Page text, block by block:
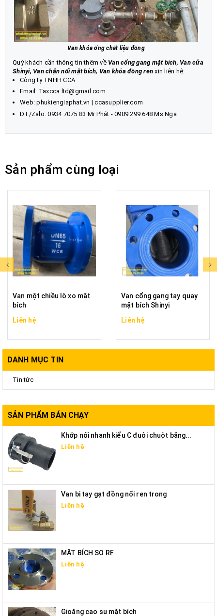
Van khóa ống chất liệu đồng
Quý khách cần thông tin thêm về Van cổng gang mặt bích, Van cửa
Shinyi, Van chặn nối mặt bích, Van khóa đồng ren xin liên hệ:
Công ty TNHH CCA
Email: Taxcca.ltd@gmail.com
Web:phukiengiaphat.vn |ccasupplier.com
ĐT/Zalo:0934 7075 83 Mr Phát - 0909 299 648 Ms Nga
Sản phẩm cùng loại
Van một chiều lò xo mặt
bích
Liên hệ
Van cổng gang tay quay
mặt bích Shinyi
Liên hệ
DANH MỤC TIN
Tin tức
SẢN PHẨM BÁN CHẠY
Khớp nối nhanh kiểu C đuôi chuột bằng...
Liên hệ
Van bi tay gạt đồng nối ren trong
Liên hệ
MẶT BÍCH SO RF
Liên hệ
Gioăng cao su mặt bích